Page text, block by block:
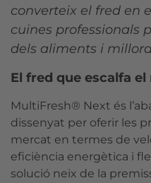
converteix el fred en
cuines professionals
dels aliments i
El fred que escalfa
MultiFresh® Next és
dissenyat per oferir les
mercat en termes de
eficiència energètica i
solució neix de la